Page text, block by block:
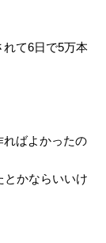
れて6日で5万本
ればよかったの
とかならいいけ